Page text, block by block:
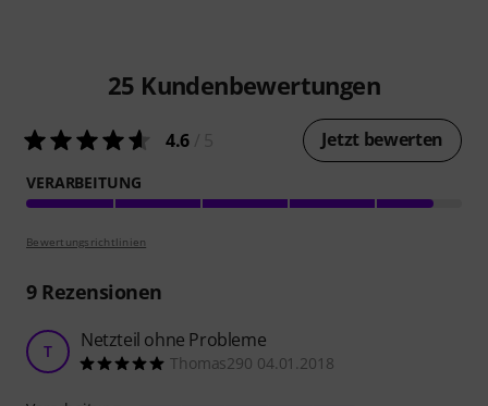
25 Kundenbewertungen
4.6 Jetzt bewerten
VERARBEITUNG
Bewertungsrichtlinien
9Rezensionen
T Netzteil ohne Probleme
Thomas290 04.01.2018